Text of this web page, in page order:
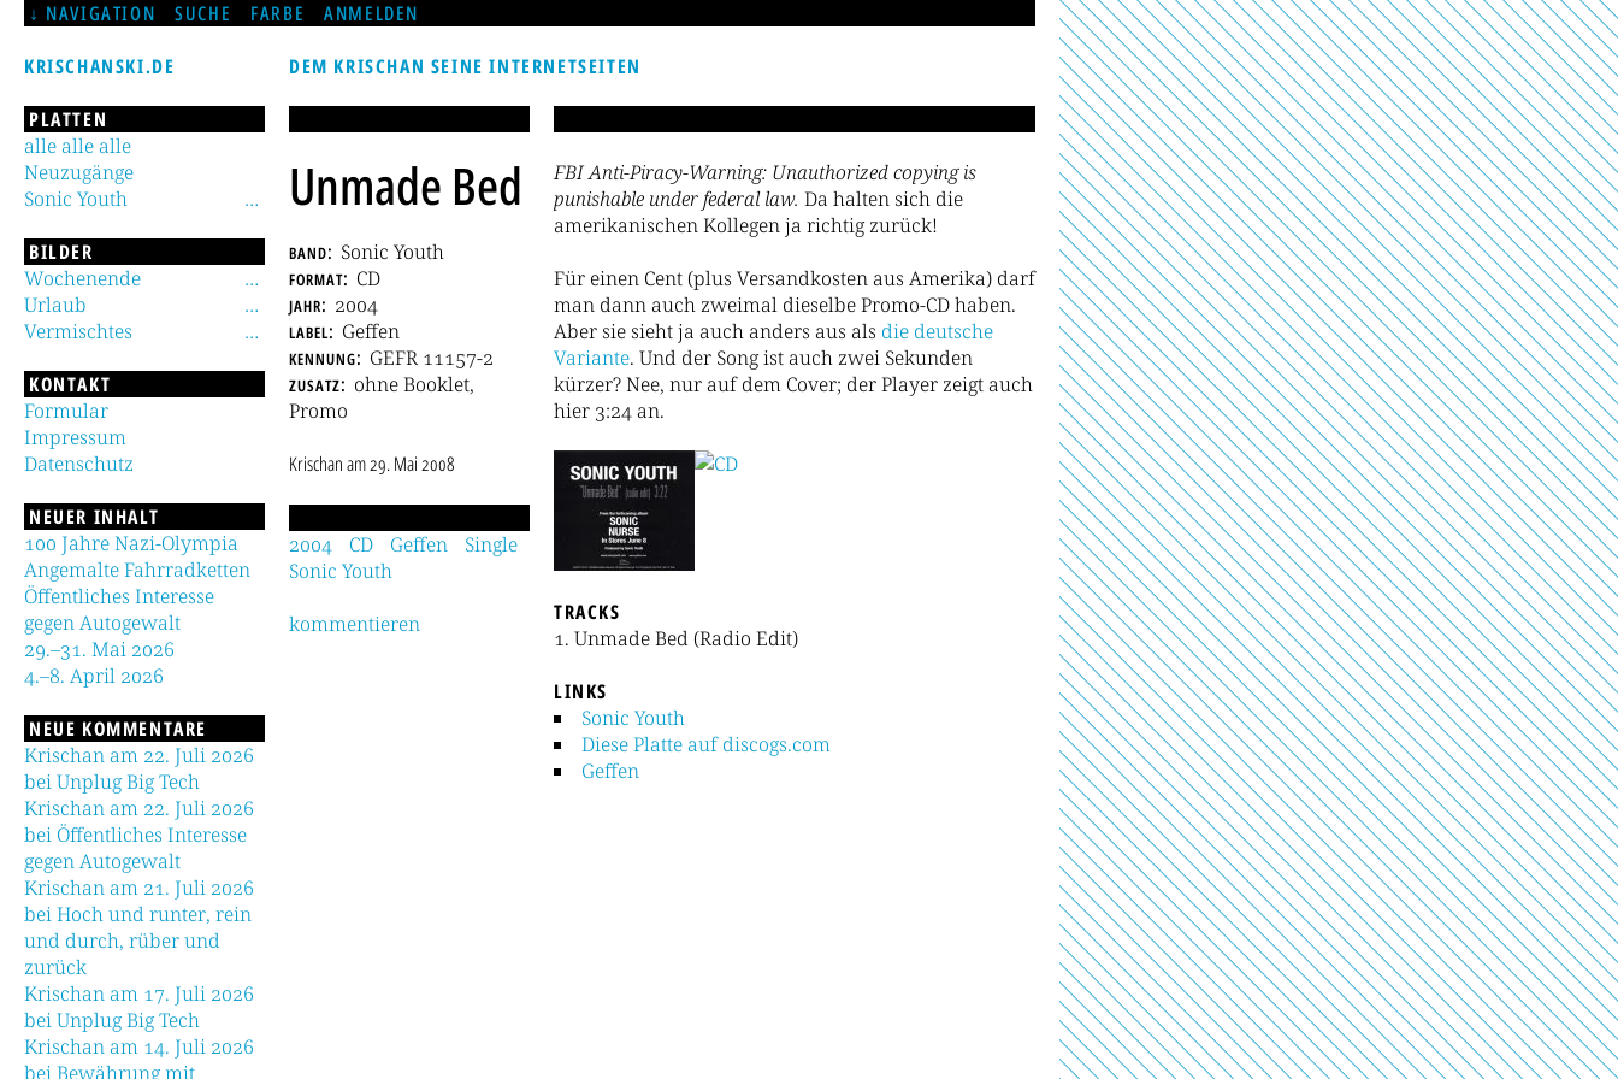
NAVIGATION SUCHE FARBE ANMELDEN
KRISCHANSKI.DE DEM KRISCHAN SEINE INTERNETSEITEN
Unmade Bed
band Sonic Youth
format CD
jahr 2004
label Geffen
kennung GEFR 11157-2
zusatz ohne Booklet,
Promo
Krischanam29. Mai 2008
FBI Anti-Piracy-Warning: Unauthorized copying is
punishable under federal law. Da halten sich die
amerikanischen Kollegen ja richtig zurück!
Für einen Cent (plus Versandkosten aus Amerika) darf
man dann auch zweimal dieselbe Promo-CD haben.
Aber sie sieht ja auch anders aus als die deutsche
Variante. Und der Song ist auch zwei Sekunden
kürzer? Nee, nur auf dem Cover; der Player zeigt auch
hier 3:24 an.
TRACKS
Unmade Bed (Radio Edit)
LINKS
Sonic Youth
Diese Platte auf discogs.com
Geffen
2004 CD Geffen
Single
Sonic Youth
kommentieren
PLATTEN
alle alle alle
Neuzugänge
Sonic Youth
BILDER
Wochenende
Urlaub
Vermischtes
KONTAKT
Formular
Impressum
Datenschutz
NEUER INHALT
100 Jahre Nazi-Olympia
Angemalte Fahrradketten
Öffentliches Interesse
gegen Autogewalt
29.–31. Mai 2026
4.–8. April 2026
NEUE KOMMENTARE
Krischan am 22. Juli 2026
bei Unplug Big Tech
Krischan am 22. Juli 2026
bei Öffentliches Interesse
gegen Autogewalt
Krischan am 21. Juli 2026
bei Hoch und runter, rein
und durch, rüber und
zurück
Krischan am 17. Juli 2026
bei Unplug Big Tech
Krischan am 14. Juli 2026
bei Bewährung mit